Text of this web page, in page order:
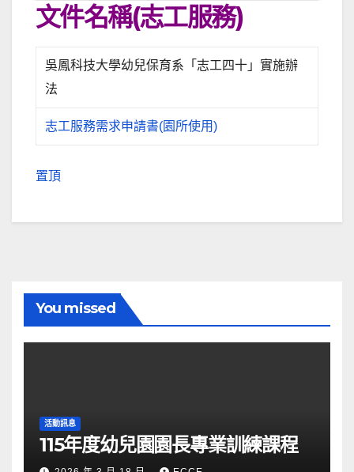
文件名稱(志工服務)
吳鳳科技大學幼兒保育系「志工四十」實施辦
法
志工服務需求申請書(園所使用)
置頂
You missed
活動訊息
115年度幼兒園園長專業訓練課程